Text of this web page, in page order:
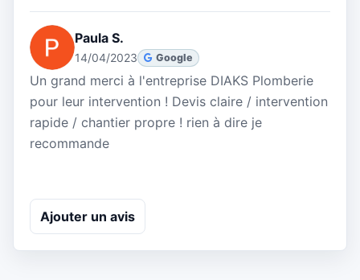
Paula S.
14/04/2023 Google
Un grand merci à l'entreprise DIAKS Plomberie
pour leur intervention ! Devis claire / intervention
rapide / chantier propre ! rien à dire je
recommande
Ajouter un avis